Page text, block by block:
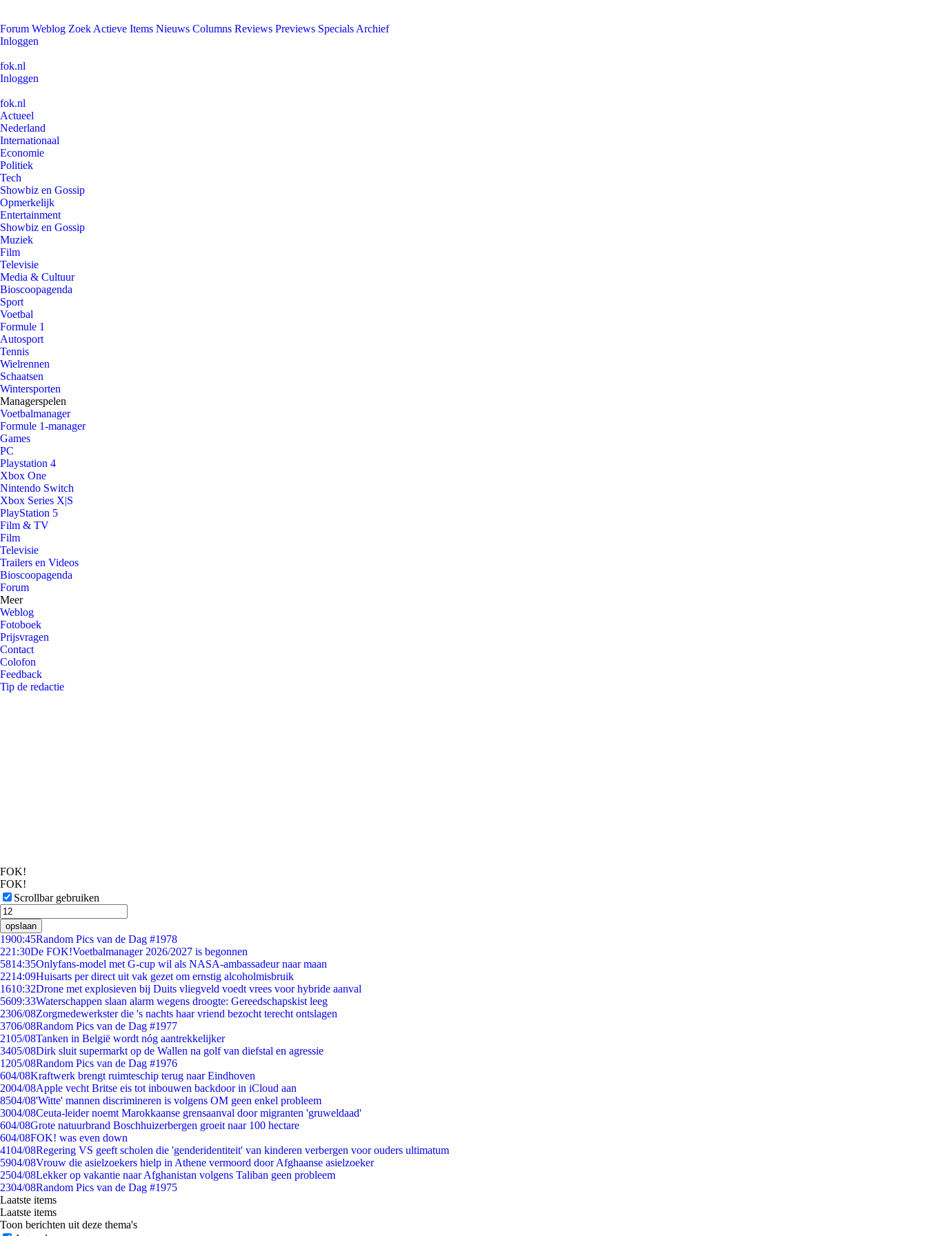
Forum Weblog Zoek Actieve Items Nieuws Columns Reviews Previews Specials Archief
Inloggen
fok.nl
Inloggen
fok.nl
Actueel
Nederland
Internationaal
Economie
Politiek
Tech
Showbiz en Gossip
Opmerkelijk
Entertainment
Showbiz en Gossip
Muziek
Film
Televisie
Media & Cultuur
Bioscoopagenda
Sport
Voetbal
Formule 1
Autosport
Tennis
Wielrennen
Schaatsen
Wintersporten
Managerspelen
Voetbalmanager
Formule 1-manager
Games
PC
Playstation 4
Xbox One
Nintendo Switch
Xbox Series X|S
PlayStation 5
Film & TV
Film
Televisie
Trailers en Videos
Bioscoopagenda
Forum
Meer
Weblog
Fotoboek
Prijsvragen
Contact
Colofon
Feedback
Tip de redactie
FOK!
FOK!
Scrollbar gebruiken
opslaan
1900:45Random Pics van de Dag #1978
221:30De FOK!Voetbalmanager 2026/2027 is begonnen
5814:35Onlyfans-model met G-cup wil als NASA-ambassadeur naar maan
2214:09Huisarts per direct uit vak gezet om ernstig alcoholmisbruik
1610:32Drone met explosieven bij Duits vliegveld voedt vrees voor hybride aanval
5609:33Waterschappen slaan alarm wegens droogte: Gereedschapskist leeg
2306/08Zorgmedewerkster die 's nachts haar vriend bezocht terecht ontslagen
3706/08Random Pics van de Dag #1977
2105/08Tanken in België wordt nóg aantrekkelijker
3405/08Dirk sluit supermarkt op de Wallen na golf van diefstal en agressie
1205/08Random Pics van de Dag #1976
604/08Kraftwerk brengt ruimteschip terug naar Eindhoven
2004/08Apple vecht Britse eis tot inbouwen backdoor in iCloud aan
8504/08'Witte' mannen discrimineren is volgens OM geen enkel probleem
3004/08Ceuta-leider noemt Marokkaanse grensaanval door migranten 'gruweldaad'
604/08Grote natuurbrand Boschhuizerbergen groeit naar 100 hectare
604/08FOK! was even down
4104/08Regering VS geeft scholen die 'genderidentiteit' van kinderen verbergen voor ouders ultimatum
5904/08Vrouw die asielzoekers hielp in Athene vermoord door Afghaanse asielzoeker
2504/08Lekker op vakantie naar Afghanistan volgens Taliban geen probleem
2304/08Random Pics van de Dag #1975
Laatste items
Laatste items
Toon berichten uit deze thema's